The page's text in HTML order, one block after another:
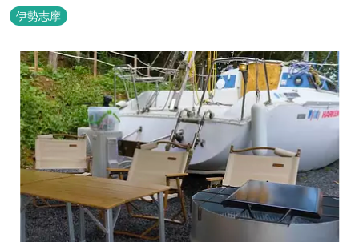
さい。 ウッドテラスでのバーベキューを楽しむこともでき、BBQ
初心者でも安心のガスBBQ台をご用意しております。 また、海岸
ラックスする...
伊勢志摩